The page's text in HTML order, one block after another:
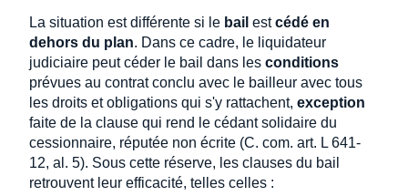
La situation est différente si le bail estcédé en
dehors du plan. Dans ce cadre, le liquidateur
judiciaire peut céder le bail dans les conditions
prévues au contrat conclu avec le bailleur avec tous
les droits et obligations qui s'y rattachent, exception
faite de la clause qui rend le cédant solidaire du
cessionnaire, réputée non écrite (C. com. art. L 641-
12, al. 5). Sous cette réserve, les clauses du bail
retrouvent leur efficacité, telles celles :